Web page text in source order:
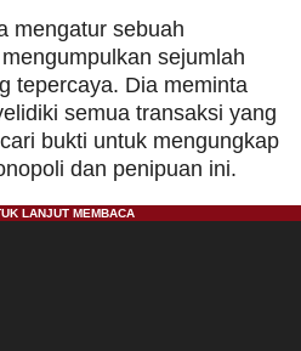
mengatur sebuah
sejumlah
tepercaya. Dia meminta
semua transaksi yang
bukti untuk mengungkap
dan penipuan ini.